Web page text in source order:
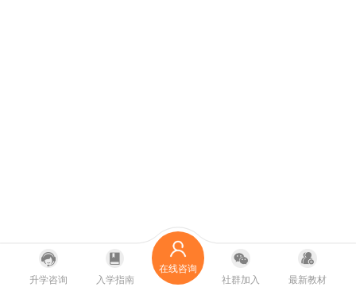
升学咨询 入学指南
在线咨询
社群加入
最新教材